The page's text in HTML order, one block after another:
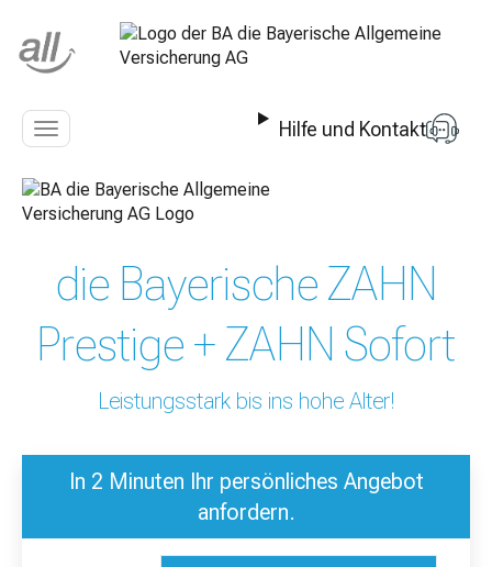
Navigation
Hilfe und Kontakt
die Bayerische ZAHN
Prestige + ZAHN Sofort
Leistungsstark bis ins hohe Alter!
In 2 Minuten Ihr persönliches Angebot
anfordern.